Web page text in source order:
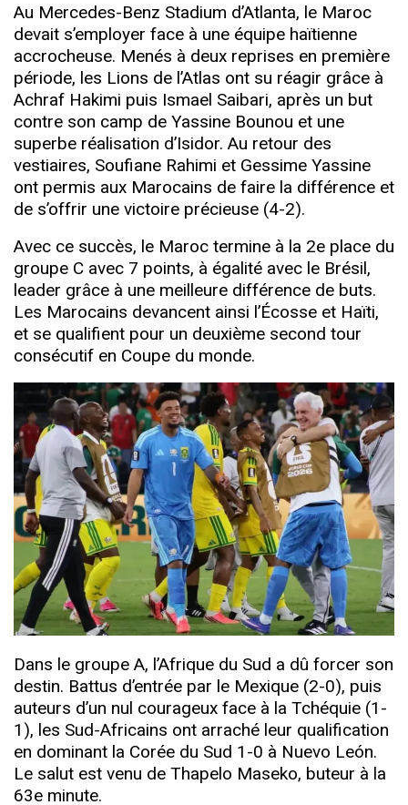
Au Mercedes-Benz Stadium d’Atlanta, le Maroc
devait s’employer face à une équipe haïtienne
accrocheuse. Menés à deux reprises en première
période, les Lions de l’Atlas ont su réagir grâce à
Achraf Hakimi puis Ismael Saibari, après un but
contre son camp de Yassine Bounou et une
superbe réalisation d’Isidor. Au retour des
vestiaires, Soufiane Rahimi et Gessime Yassine
ont permis aux Marocains de faire la différence et
de s’offrir une victoire précieuse (4-2).
Avec ce succès, le Maroc termine à la 2e place du
groupe C avec 7 points, à égalité avec le Brésil,
leader grâce à une meilleure différence de buts.
Les Marocains devancent ainsi l’Écosse et Haïti,
et se qualifient pour un deuxième second tour
consécutif en Coupe du monde.
Dans le groupe A, l’Afrique du Sud a dû forcer son
destin. Battus d’entrée par le Mexique (2-0), puis
auteurs d’un nul courageux face à la Tchéquie (1-
1), les Sud-Africains ont arraché leur qualification
en dominant la Corée du Sud 1-0 à Nuevo León.
Le salut est venu de Thapelo Maseko, buteur à la
63e minute.